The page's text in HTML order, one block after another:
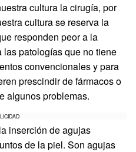
cultura la cirugía, por
cultura se reserva la
responden peor a la
patologías que no tiene
convencionales y para
prescindir de fármacos o
algunos problemas.
inserción de agujas
de la piel. Son agujas